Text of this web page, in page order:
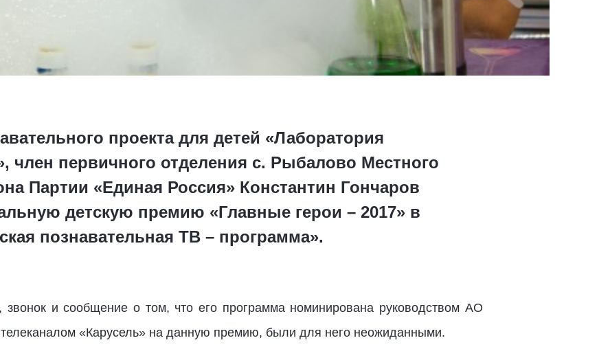
проекта для детей «Лаборатория
член первичного отделения с. Рыбалово Местного
Партии «Единая Россия» Константин Гончаров
детскую премию «Главные герои – 2017» в
познавательная ТВ – программа».
звонок и сообщение о том, что его программа номинирована руководством АО
«Карусель» на данную премию, были для него неожиданными.